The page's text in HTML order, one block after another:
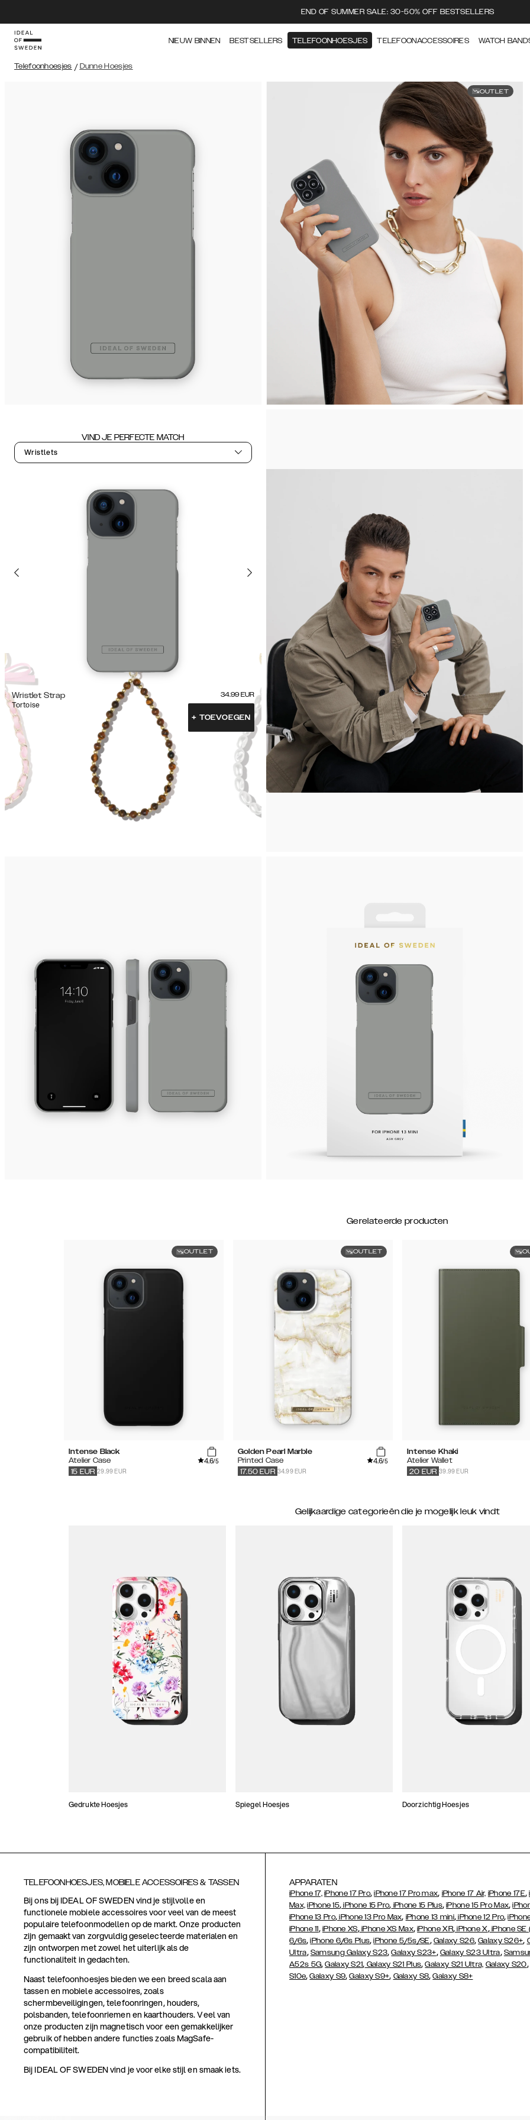
END OF SUMMER SALE: 30-50% OFF BESTSELLERS
NIEUW BINNEN BESTSELLERS TELEFOONHOESJES TELEFOONACCESSOIRES WATCH
Telefoonhoesjes / Dunne Hoesjes
OUTLET
VIND JE PERFECTE MATCH
Wristlets
Wristlet Strap
Tortoise
34.99 EUR
+ TOEVOEGEN
Gerelateerde producten
OUTLET
Intense Black
Atelier Case
4.6/5
29.99 EUR
15 EUR
OUTLET
Golden Pearl Marble
Printed Case
4.6/5
34.99 EUR
17.50 EUR
Intense Khaki
Atelier Wallet
39.99 EUR
20 EUR
Gelijkaardige categorieën die je mogelijk leuk vindt
Gedrukte Hoesjes Spiegel Hoesjes Doorzichtig Hoesjes
TELEFOONHOESJES, MOBIELE ACCESSOIRES & TASSEN
Bij ons bij IDEAL OF SWEDEN vind je stijlvolle en
functionele mobiele accessoires voor veel van de meest
populaire telefoonmodellen op de markt. Onze producten
zijn gemaakt van zorgvuldig geselecteerde materialen en
zijn ontworpen met zowel het uiterlijk als de
functionaliteit in gedachten.
Naast telefoonhoesjes bieden we een breed scala aan
tassen en mobiele accessoires, zoals
schermbeveiligingen, telefoonringen, houders,
polsbanden, telefoonriemen en kaarthouders. Veel van
onze producten zijn magnetisch voor een gemakkelijker
gebruik of hebben andere functies zoals MagSafe-
compatibiliteit.
Bij IDEAL OF SWEDEN vind je voor elke stijl en smaak iets.
APPARATEN
iPhone 17, iPhone 17 Pro,iPhone 17 Pro max, iPhone 17 Air, iPhone 17E,
Max, iPhone 15, iPhone 15 Pro, iPhone 15 Plus,iPhone 15 Pro Max,
iPhone 13 Pro, iPhone 13 Pro Max, iPhone 13 mini,iPhone 12 Pro,
iPhone 11, iPhone XS,iPhone XS Max,iPhone XR,iPhone X,iPhone
6/6s,iPhone 6/6s Plus,iPhone 5/5s/SE, Galaxy S26,Galaxy S26+,
Ultra, Samsung Galaxy S23,Galaxy S23+, Galaxy S23 Ultra,
A52s 5G,Galaxy S21, Galaxy S21 Plus,Galaxy S21 Ultra, Galaxy S20,
S10e,Galaxy S9,Galaxy S9+, Galaxy S8,Galaxy S8+